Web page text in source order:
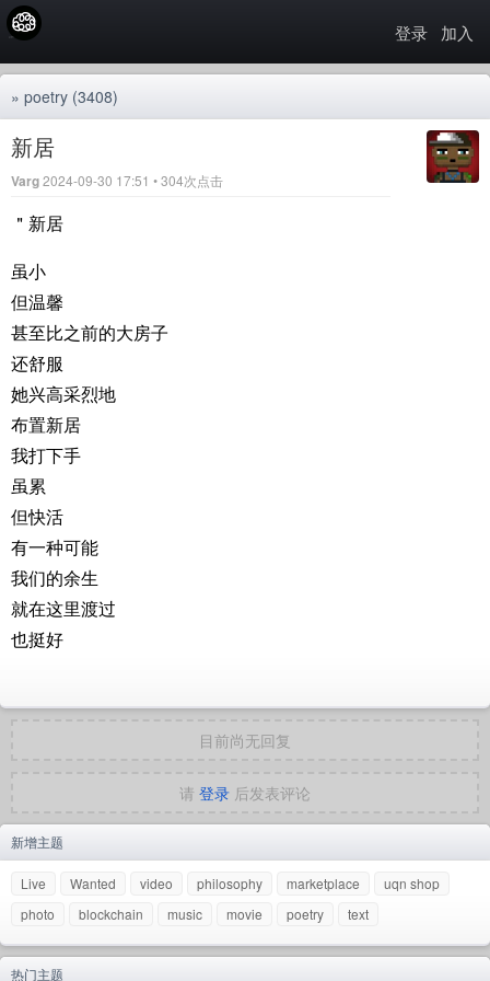
登录 加入
» poetry (3408)
新居
Varg2024-09-30 17:51 • 304次点击
＂新居
虽小
但温馨
甚至比之前的大房子
还舒服
她兴高采烈地
布置新居
我打下手
虽累
但快活
有一种可能
我们的余生
就在这里渡过
也挺好
目前尚无回复
请 登录 后发表评论
新增主题
Live Wanted video philosophy marketplace
uqn shop
photo
blockchain music movie poetry text
热门主题